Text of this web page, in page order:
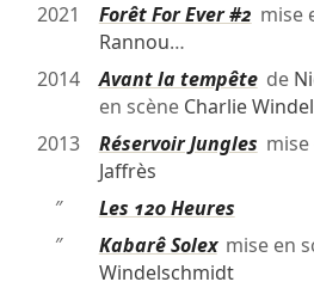
2021
Forêt For Ever #2 mise
Rannou…
2014
Avant la tempêtede
en scène Charlie
2013
Réservoir Jungles mise
Jaffrès
″
Les 120 Heures
″
Kabarê Solexmise en
Windelschmidt